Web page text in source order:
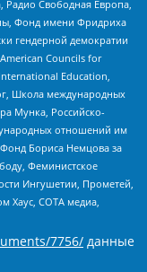
Радио Свободная Европа,
Фонд имени Фридриха
гендерной демократии
Councils for
Education,
Школа международных
Мунка, Российско-
отношений им
Бориса Немцова за
Феминистское
Ингушетии, Прометей,
Хаус, СОТА медиа,
7756/ данные